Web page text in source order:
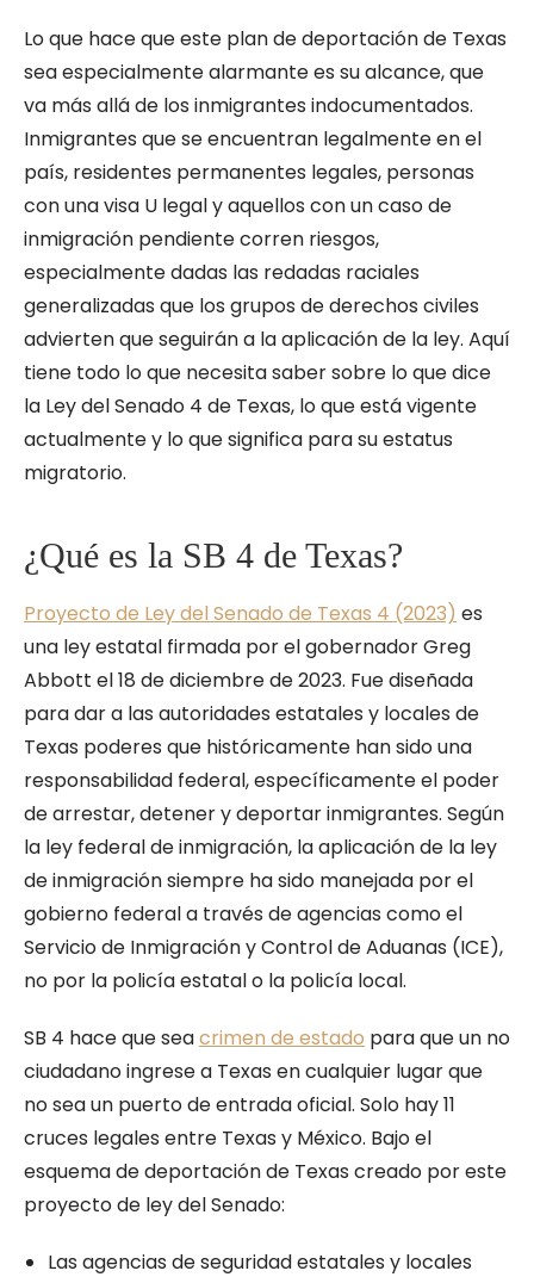
Lo que hace que este plan de deportación de Texas
sea especialmente alarmante es su alcance, que
va más allá de los inmigrantes indocumentados.
Inmigrantes que se encuentran legalmente en el
país, residentes permanentes legales, personas
con una visa U legal y aquellos con un caso de
inmigración pendiente corren riesgos,
especialmente dadas las redadas raciales
generalizadas que los grupos de derechos civiles
advierten que seguirán a la aplicación de la ley. Aquí
tiene todo lo que necesita saber sobre lo que dice
la Ley del Senado 4 de Texas, lo que está vigente
actualmente y lo que significa para su estatus
migratorio.
¿Qué es la SB 4 de Texas?
Proyecto de Ley del Senado de Texas 4 (2023) es
una ley estatal firmada por el gobernador Greg
Abbott el 18 de diciembre de 2023. Fue diseñada
para dar a las autoridades estatales y locales de
Texas poderes que históricamente han sido una
responsabilidad federal, específicamente el poder
de arrestar, detener y deportar inmigrantes. Según
la ley federal de inmigración, la aplicación de la ley
de inmigración siempre ha sido manejada por el
gobierno federal a través de agencias como el
Servicio de Inmigración y Control de Aduanas (ICE),
no por la policía estatal o la policía local.
SB 4 hace que seacrimen de estado para que un no
ciudadano ingrese a Texas en cualquier lugar que
no sea un puerto de entrada oficial. Solo hay 11
cruces legales entre Texas y México. Bajo el
esquema de deportación de Texas creado por este
proyecto de ley del Senado:
Las agencias de seguridad estatales y locales